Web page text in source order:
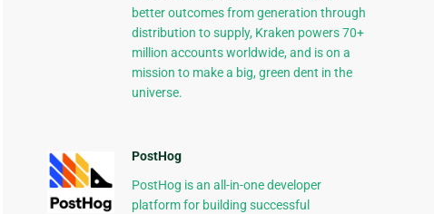
better outcomes from generation through
distribution to supply, Kraken powers 70+
million accounts worldwide, and is on a
mission to make a big, green dent in the
universe.
PostHog
PostHog is an all-in-one developer
platform for building successful